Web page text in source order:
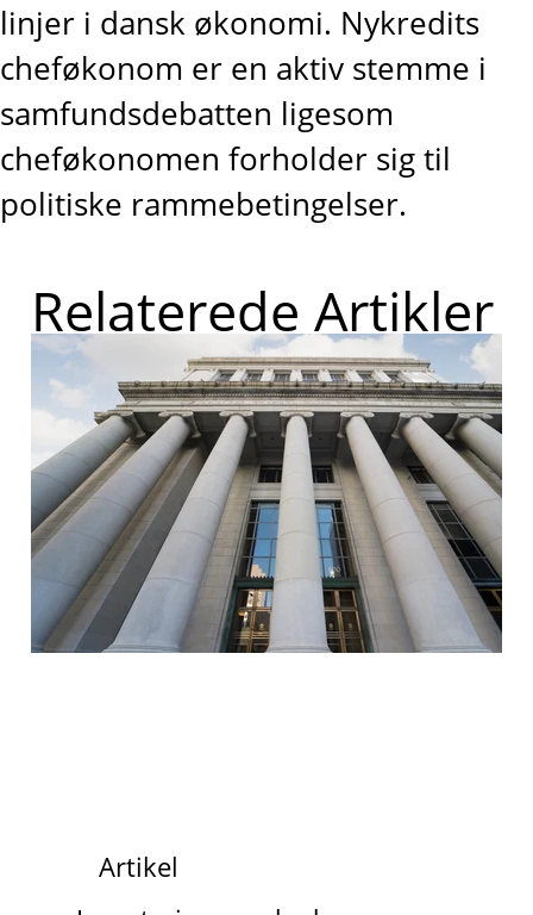
linjer i dansk økonomi. Nykredits
cheføkonom er en aktiv stemme i
samfundsdebatten ligesom
cheføkonomen forholder sig til
politiske rammebetingelser.
Relaterede Artikler
Artikel